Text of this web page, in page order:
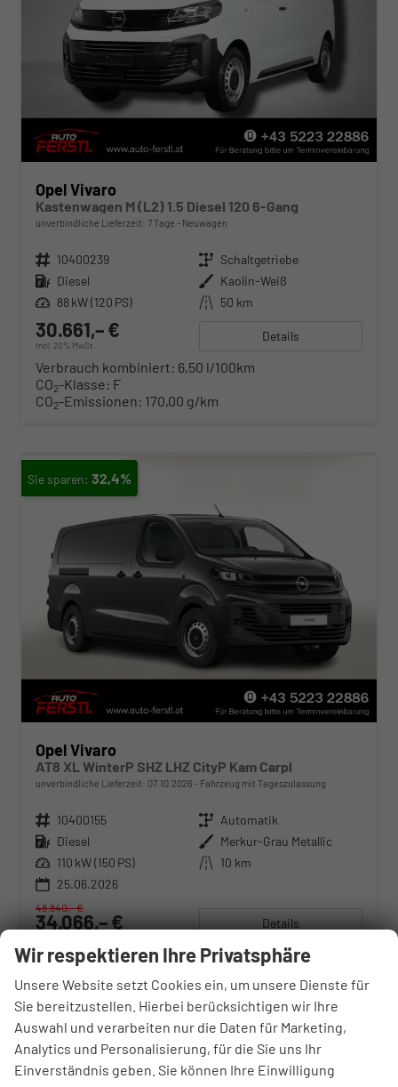
Opel Vivaro
Kastenwagen M (L2) 1.5 Diesel 120 6-Gang
unverbindliche Lieferzeit: 7 Tage Neuwagen
Fahrzeugnr. 10400239 Getriebe Schaltgetriebe
Kraftstoff Diesel Außenfarbe Kaolin-Weiß
Leistung 88 kW (120 PS) Kilometerstand 50 km
30.661,– €
incl. 20% MwSt.
Details
Verbrauch kombiniert: 6,50 l/100km
CO2-Klasse: F
CO2-Emissionen: 170,00 g/km
32,4%
Opel Vivaro
AT8 XL WinterP SHZ LHZ CityP Kam Carpl
unverbindliche Lieferzeit: 07.10.2026 Fahrzeug mit Tageszulassung
Fahrzeugnr. 10400155 Getriebe Automatik
Kraftstoff Diesel Außenfarbe Merkur-Grau Metallic
Leistung 110 kW (150 PS) Kilometerstand 10 km
25.06.2026
34.066,– €
48.840,– €
Details
Verbrauch kombiniert:6,80 l/100km
2 -Klasse:
CO
-Emissionen:180,00 g/km
34,2%
Wir respektieren Ihre Privatsphäre
Unsere Website setzt Cookies ein, um unsere Dienste für
Sie bereitzustellen. Hierbei berücksichtigen wir Ihre
Auswahl und verarbeiten nur die Daten für Marketing,
Analytics und Personalisierung, für die Sie uns Ihr
Einverständnis geben. Sie können Ihre Einwilligung